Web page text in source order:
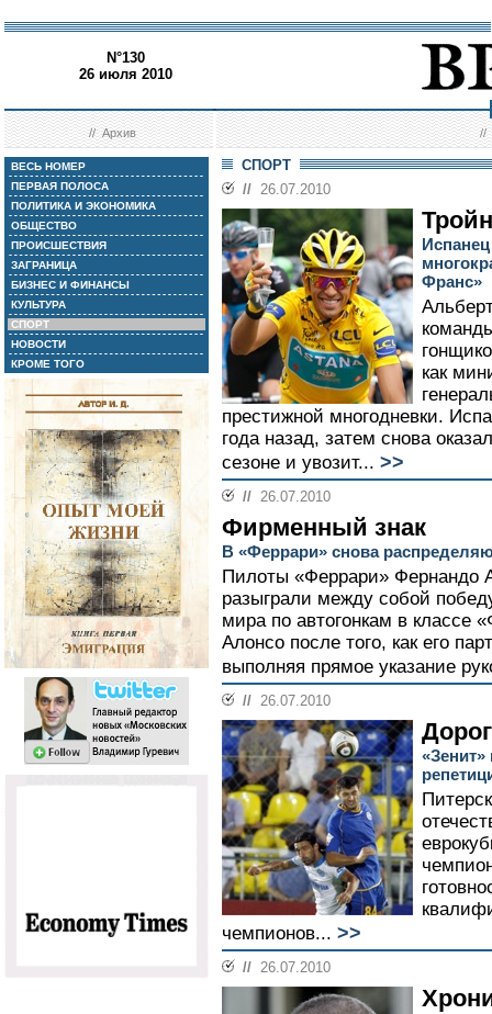
N°130
26 июля 2010
//Архив //
ВЕСЬ НОМЕР
ПЕРВАЯ ПОЛОСА
ПОЛИТИКА И ЭКОНОМИКА
ОБЩЕСТВО
ПРОИСШЕСТВИЯ
ЗАГРАНИЦА
БИЗНЕС И ФИНАНСЫ
КУЛЬТУРА
СПОРТ
НОВОСТИ
КРОМЕ ТОГО
СПОРТ
// 26.07.2010
Франс»
как
престижной многодневки.
года назад, затем снова
сезоне и увозит... >>
// 26.07.2010
Фирменный знак
В «Феррари» снова
Пилоты «Феррари» Фернандо
разыграли между собой
мира по автогонкам в классе
Алонсо после того, как его
выполняя прямое указание
// 26.07.2010
чемпионов... >>
// 26.07.2010